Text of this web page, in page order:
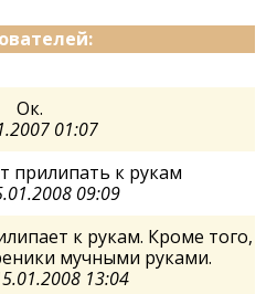
Ок.
01:07
прилипать к рукам
09:09
к рукам. Кроме того,
мучными руками.
13:04